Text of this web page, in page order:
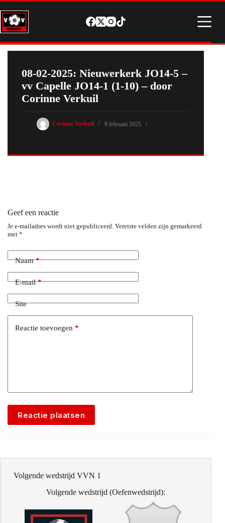
Ga
naar
de
inhoud
08-02-2025: Nieuwerkerk JO14-5 –
vv Capelle JO14-1 (1-10) – door
Corinne Verkuil
Corinne Verkuil
9 februari 2025
Geef een reactie
Je e-mailadres wordt niet gepubliceerd. Vereiste velden zijn gemarkeerd
met *
Naam*
E-mail*
Site
Reactie toevoegen *
Reactie plaatsen
Volgende wedstrijd VVN 1
Volgende wedstrijd (Oefenwedstrijd):